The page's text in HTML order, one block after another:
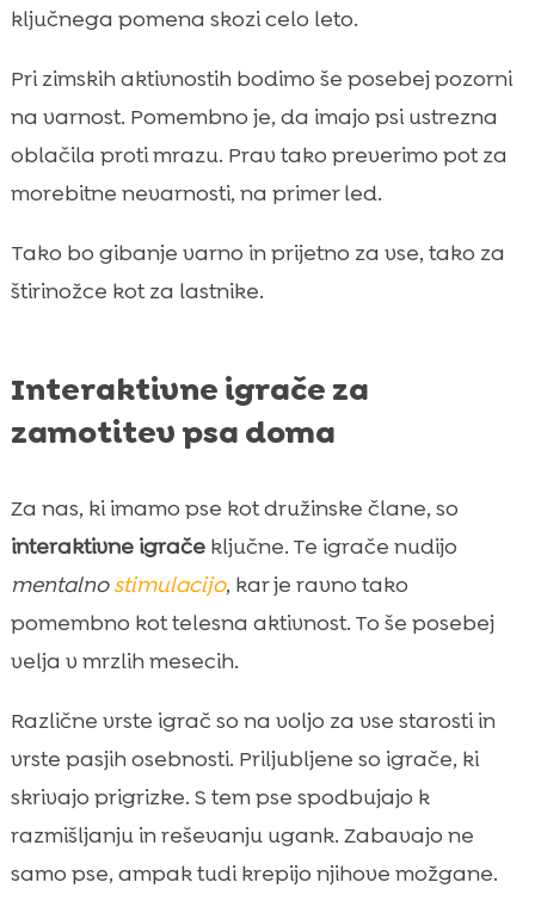
ključnega pomena skozi celo leto.
Pri zimskih aktivnostih bodimo še posebej pozorni
na varnost. Pomembno je, da imajo psi ustrezna
oblačila proti mrazu. Prav tako preverimo pot za
morebitne nevarnosti, na primer led.
Tako bo gibanje varno in prijetno za vse, tako za
štirinožce kot za lastnike.
Interaktivne igrače za
zamotitev psa doma
Za nas, ki imamo pse kot družinske člane, so
interaktivne igračeključne. Te igrače nudijo
mentalnostimulacijo, kar je ravno tako
pomembno kot telesna aktivnost. To še posebej
velja v mrzlih mesecih.
Različne vrste igrač so na voljo za vse starosti in
vrste pasjih osebnosti. Priljubljene so igrače, ki
skrivajo prigrizke. S tem pse spodbujajo k
razmišljanju in reševanju ugank. Zabavajo ne
samo pse, ampak tudi krepijo njihove možgane.